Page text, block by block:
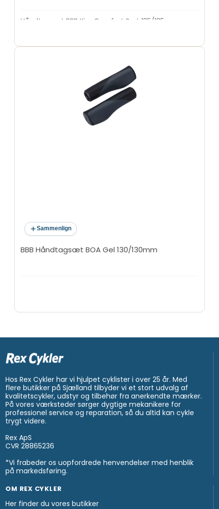
Håndtagsæt BBB KingComfort Sort 135/135mm
Sammenlign
BBB Håndtagsæt BOA Gel 130/130mm
Hos Rex Cykler har vi hjulpet cyklister i over 25 år. Med
flere butikker på Sjælland tilbyder vi et stort udvalg af
kvalitetscykler, udstyr og tilbehør fra anerkendte mærker.
På vores værksteder sørger dygtige mekanikere for
professionel service og reparation, så du altid kan cykle
trygt videre.
Rex ApS
CVR 28865236
*Vi frabeder os uopfordrede henvendelser med henblik
på markedsføring.
OM REX CYKLER
Her finder du vores butikker